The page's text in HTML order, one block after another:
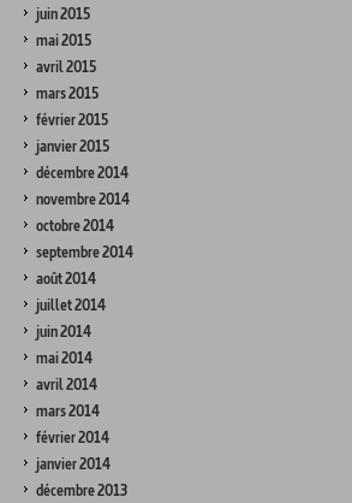
juin 2015
mai 2015
avril 2015
mars 2015
février 2015
janvier 2015
décembre 2014
novembre 2014
octobre 2014
septembre 2014
août 2014
juillet 2014
juin 2014
mai 2014
avril 2014
mars 2014
février 2014
janvier 2014
décembre 2013